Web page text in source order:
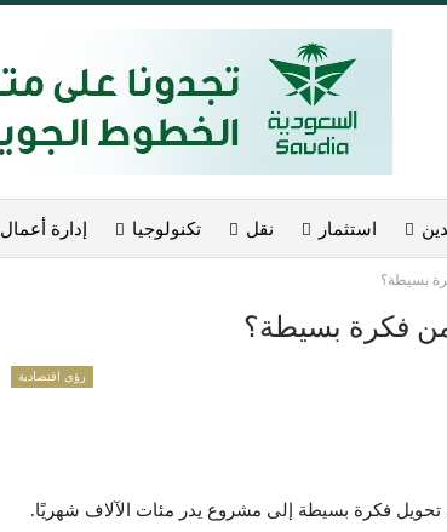
استثمار نقل تكنولوجيا إدارة أعمال
رؤى اقتصادية